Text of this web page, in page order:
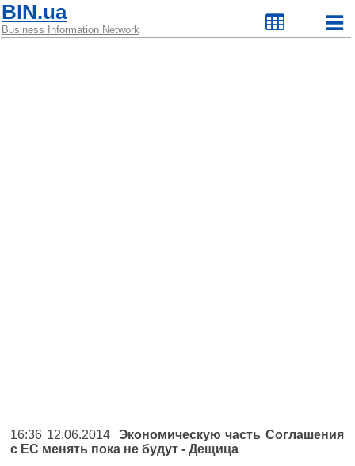
BIN.ua
Business Information Network
16:36 12.06.2014 Экономическую часть Соглашения
с ЕС менять пока не будут - Дещица